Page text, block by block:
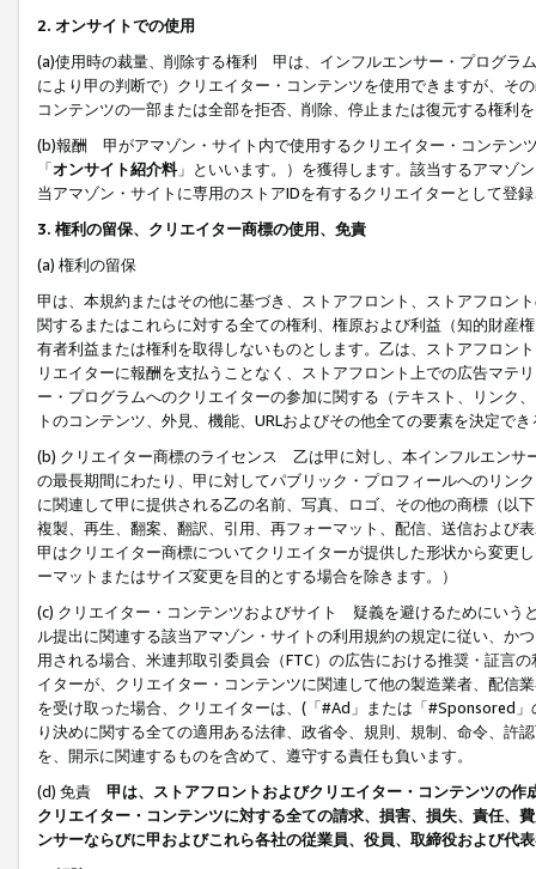
2. オンサイトでの使用
(a)使用時の裁量、削除する権利 甲は、インフルエンサー・プログラ
により甲の判断で）クリエイター・コンテンツを使用できますが、そ
コンテンツの一部または全部を拒否、削除、停止または復元する権利
(b)報酬 甲がアマゾン・サイト内で使用するクリエイター・コンテン
「オンサイト紹介料」といいます。）を獲得します。該当するアマゾ
当アマゾン・サイトに専用のストアIDを有するクリエイターとして登
3. 権利の留保、クリエイター商標の使用、免責
(a) 権利の留保
甲は、本規約またはその他に基づき、ストアフロント、ストアフロン
関するまたはこれらに対する全ての権利、権原および利益（知的財産
有者利益または権利を取得しないものとします。乙は、ストアフロン
リエイターに報酬を支払うことなく、ストアフロント上での広告マテ
ー・プログラムへのクリエイターの参加に関する（テキスト、リンク
トのコンテンツ、外見、機能、URLおよびその他全ての要素を決定で
(b) クリエイター商標のライセンス 乙は甲に対し、本インフルエンサ
の最長期間にわたり、甲に対してパブリック・プロフィールへのリン
に関連して甲に提供される乙の名前、写真、ロゴ、その他の商標（以
複製、再生、翻案、翻訳、引用、再フォーマット、配信、送信および
甲はクリエイター商標についてクリエイターが提供した形状から変更
ーマットまたはサイズ変更を目的とする場合を除きます。）
(c) クリエイター・コンテンツおよびサイト 疑義を避けるためにいう
ル提出に関連する該当アマゾン・サイトの利用規約の規定に従い、か
用される場合、米連邦取引委員会（FTC）の広告における推奨・証言
イターが、クリエイター・コンテンツに関連して他の製造業者、配信
を受け取った場合、クリエイターは、(「#Ad」または「#Sponsored
り決めに関する全ての適用ある法律、政省令、規則、規制、命令、許
を、開示に関連するものを含めて、遵守する責任も負います。
(d) 免責 甲は、ストアフロントおよびクリエイター・コンテンツの
クリエイター・コンテンツに対する全ての請求、損害、損失、責任、
ンサーならびに甲およびこれら各社の従業員、役員、取締役および代